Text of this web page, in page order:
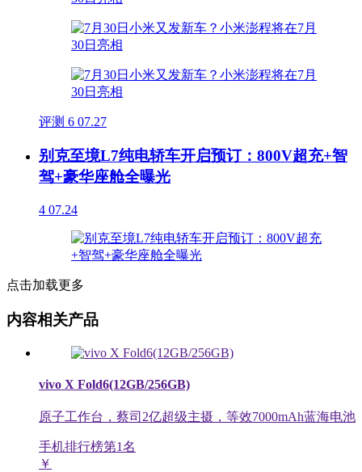
评测 6 07.27
别克至境L7纯电轿车开启预订：800V超充+智
驾+豪华座舱全曝光
4 07.24
点击加载更多
内容相关产品
vivo X Fold6(12GB/256GB)
原子工作台，蔡司2亿超级主摄，等效7000mAh蓝海电池
手机排行榜第1名
￥